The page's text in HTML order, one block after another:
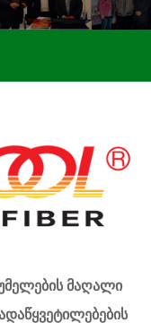
მაღალი